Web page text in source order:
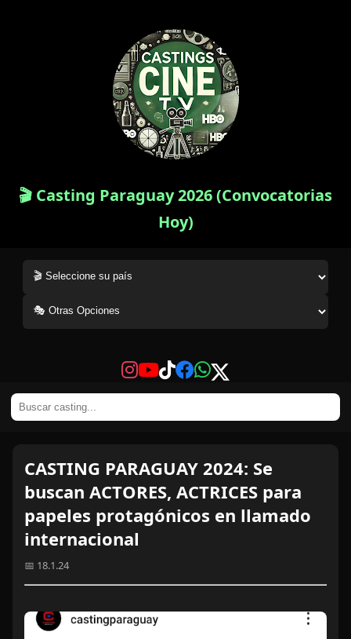
🎬 Casting Paraguay 2026 (Convocatorias
Hoy)
CASTING PARAGUAY 2024: Se
buscan ACTORES, ACTRICES para
papeles protagónicos en llamado
internacional
📅 18.1.24